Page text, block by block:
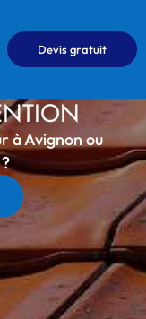
Devis gratuit
à Avignon ou